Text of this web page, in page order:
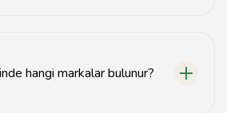
hangi markalar bulunur?